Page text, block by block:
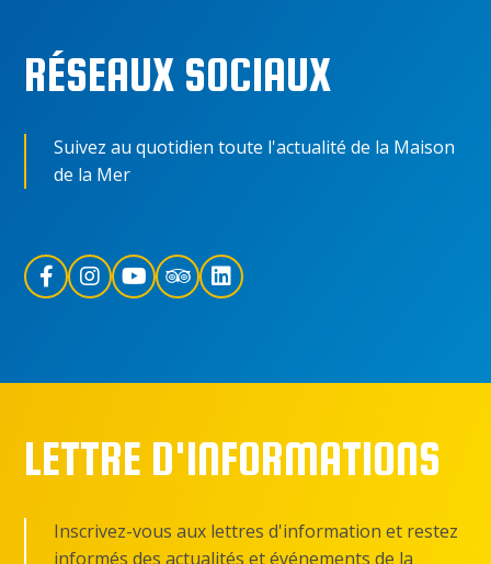
RÉSEAUX SOCIAUX
Suivez au quotidien toute l'actualité de la Maison
de la Mer
LETTRE D'INFORMATIONS
Inscrivez-vous aux lettres d'information et restez
informés des actualités et événements de la